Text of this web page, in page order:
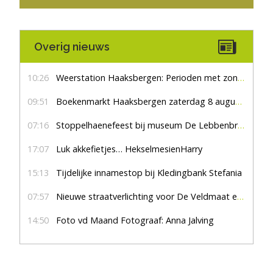
Overig nieuws
10:26 Weerstation Haaksbergen: Perioden met zon en droog
09:51 Boekenmarkt Haaksbergen zaterdag 8 augustus, marktplein Haaksbergen
07:16 Stoppelhaenefeest bij museum De Lebbenbrugge
17:07 Luk akkefietjes… HekselmesienHarry
15:13 Tijdelijke innamestop bij Kledingbank Stefania
07:57 Nieuwe straatverlichting voor De Veldmaat en De Pas
14:50 Foto vd Maand Fotograaf: Anna Jalving